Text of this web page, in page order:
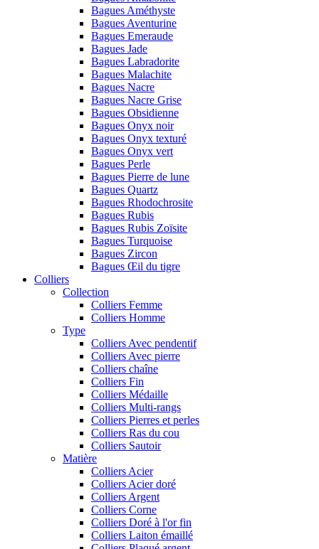
Bagues Améthyste
Bagues Aventurine
Bagues Emeraude
Bagues Jade
Bagues Labradorite
Bagues Malachite
Bagues Nacre
Bagues Nacre Grise
Bagues Obsidienne
Bagues Onyx noir
Bagues Onyx texturé
Bagues Onyx vert
Bagues Perle
Bagues Pierre de lune
Bagues Quartz
Bagues Rhodochrosite
Bagues Rubis
Bagues Rubis Zoïsite
Bagues Turquoise
Bagues Zircon
Bagues Œil du tigre
Colliers
Collection
Colliers Femme
Colliers Homme
Type
Colliers Avec pendentif
Colliers Avec pierre
Colliers chaîne
Colliers Fin
Colliers Médaille
Colliers Multi-rangs
Colliers Pierres et perles
Colliers Ras du cou
Colliers Sautoir
Matière
Colliers Acier
Colliers Acier doré
Colliers Argent
Colliers Corne
Colliers Doré à l'or fin
Colliers Laiton émaillé